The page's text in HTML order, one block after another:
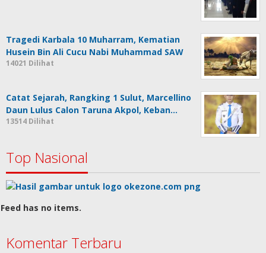
Tragedi Karbala 10 Muharram, Kematian
Husein Bin Ali Cucu Nabi Muhammad SAW
14021 Dilihat
Catat Sejarah, Rangking 1 Sulut, Marcellino
Daun Lulus Calon Taruna Akpol, Keban…
13514 Dilihat
Top Nasional
Feed has no items.
Komentar Terbaru